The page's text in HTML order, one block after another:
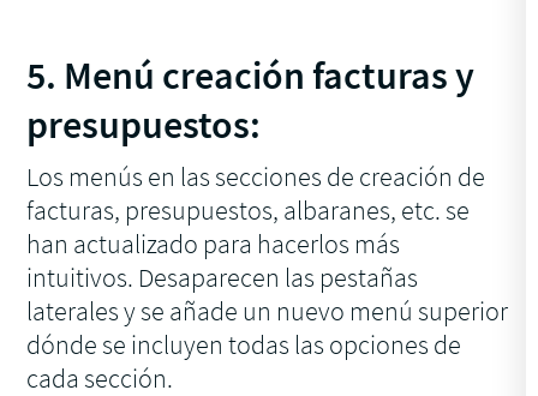
5. Menú creación facturas y
presupuestos:
Los menús en las secciones de creación de
facturas, presupuestos, albaranes, etc. se
han actualizado para hacerlos más
intuitivos. Desaparecen las pestañas
laterales y se añade un nuevo menú superior
dónde se incluyen todas las opciones de
cada sección.